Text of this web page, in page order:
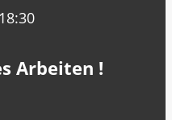
Arbeiten !